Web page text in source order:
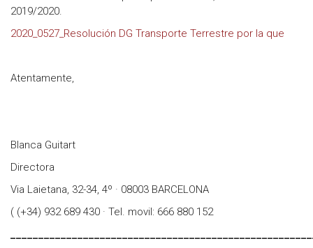
2019/2020.
2020_0527_Resolución DG Transporte Terrestre por la que
Atentamente,
Blanca Guitart
Directora
Via Laietana, 32-34, 4º · 08003 BARCELONA
( (+34) 932 689 430 · Tel. movil: 666 880 152